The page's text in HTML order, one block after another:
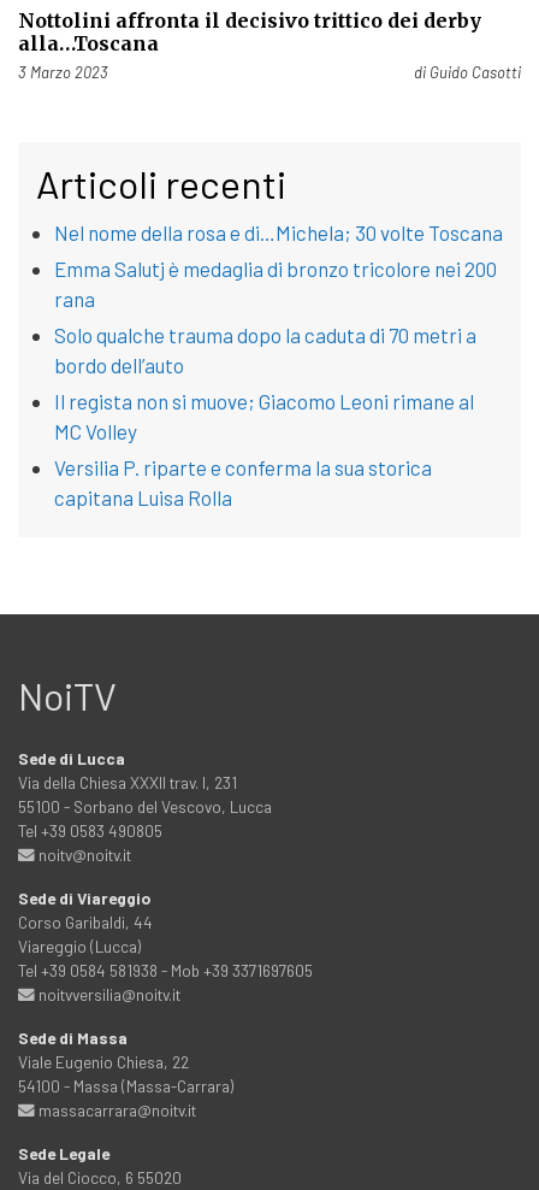
Nottolini affronta il decisivo trittico dei derby
alla…Toscana
Pubblicato il
3 Marzo 2023 di Guido Casotti
Articoli recenti
Nel nome della rosa e di…Michela; 30 volte Toscana
Emma Salutj è medaglia di bronzo tricolore nei 200
rana
Solo qualche trauma dopo la caduta di 70 metri a
bordo dell’auto
Il regista non si muove; Giacomo Leoni rimane al
MC Volley
Versilia P. riparte e conferma la sua storica
capitana Luisa Rolla
NoiTV
Sede di Lucca
Via della Chiesa XXXII trav. I, 231
55100 - Sorbano del Vescovo, Lucca
Tel +39 0583 490805
noitv@noitv.it
Sede di Viareggio
Corso Garibaldi, 44
Viareggio (Lucca)
Tel +39 0584 581938 - Mob +39 3371697605
noitvversilia@noitv.it
Sede di Massa
Viale Eugenio Chiesa, 22
54100 - Massa (Massa-Carrara)
massacarrara@noitv.it
Sede Legale
Via del Ciocco, 6 55020